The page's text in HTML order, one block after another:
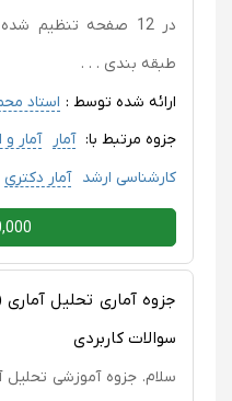
در 12 صفحه تنظیم
طبقه بندی . . .
ارائه شده توسط : استاد
جزوه مرتبط با: آمار آمار و
کارشناسی ارشد آمار دکتری
50,000
جزوه آماری تحلیل
سوالات کاربردی